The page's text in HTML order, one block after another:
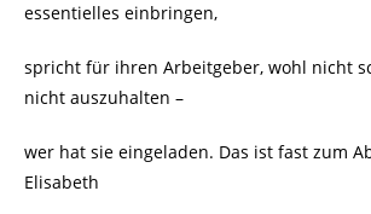
essentielles einbringen,
spricht für ihren Arbeitgeber, wohl nicht
nicht auszuhalten –
wer hat sie eingeladen. Das ist fast zum
Elisabeth